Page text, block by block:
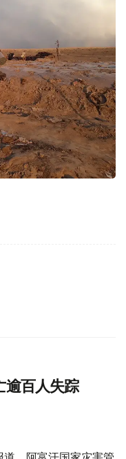
逾百人失踪